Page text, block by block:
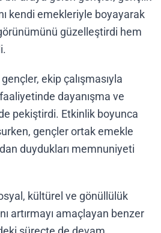
kendi emekleriyle boyayarak
güzelleştirdi hem
ekip çalışmasıyla
dayanışma ve
pekiştirdi. Etkinlik boyunca
gençler ortak emekle
duydukları memnuniyeti
kültürel ve gönüllülük
artırmayı amaçlayan benzer